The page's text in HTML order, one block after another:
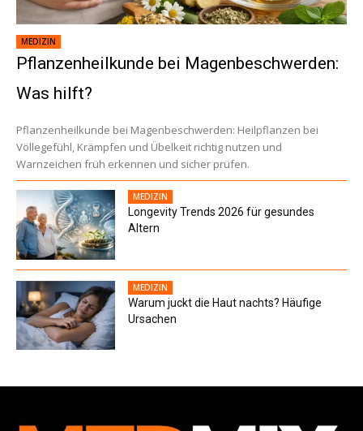
MEDIZIN
Pflanzenheilkunde bei Magenbeschwerden:
Was hilft?
Pflanzenheilkunde bei Magenbeschwerden: Heilpflanzen bei
Völlegefühl, Krämpfen und Übelkeit richtig nutzen und
Warnzeichen früh erkennen und sicher prüfen.
MEDIZIN
Longevity Trends 2026 für gesundes
Altern
MEDIZIN
Warum juckt die Haut nachts? Häufige
Ursachen